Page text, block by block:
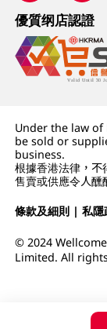
優質纲店認證
Under the law
be sold or
business.
根據香港法律，不
售賣或供應令人醺
條款及細則 |私隱
© 2024
Limited. All rights